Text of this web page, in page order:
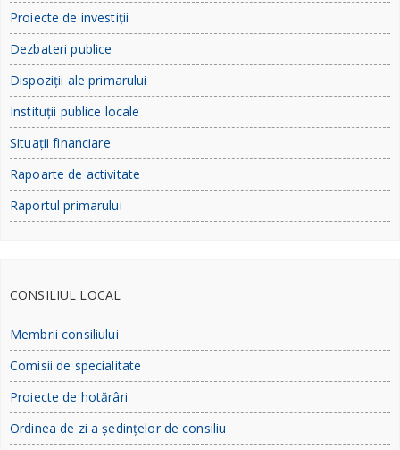
Proiecte de investiții
Dezbateri publice
Dispoziții ale primarului
Instituții publice locale
Situații financiare
Rapoarte de activitate
Raportul primarului
CONSILIUL LOCAL
Membrii consiliului
Comisii de specialitate
Proiecte de hotărâri
Ordinea de zi a ședințelor de consiliu